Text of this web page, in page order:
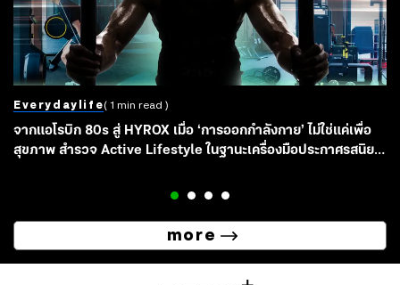
Everydaylife( 1 min read )
จากแอโรบิก 80s สู่ HYROX เมื่อ ‘การออกกำลังกาย’ ไม่ใช่แค่เพื่อ
สุขภาพ สำรวจ Active Lifestyle ในฐานะเครื่องมือประกาศรสนิยม
more